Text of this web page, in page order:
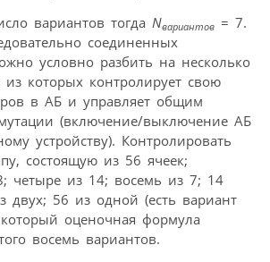
вариантов тогда Nвариантов = 7.
соединенных
условно разбить на несколько
из которых контролирует свою
в АБ и управляет общим
(включение/выключение АБ
устройству). Контролировать
состоящую из 56 ячеек;
четыре из 14; восемь из 7; 14
двух; 56 из одной (есть вариант
оценочная формула
восемь вариантов.